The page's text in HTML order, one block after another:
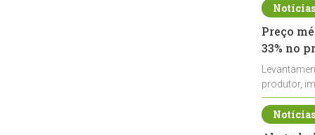
Preço
33% no
produtor,
de leite cru